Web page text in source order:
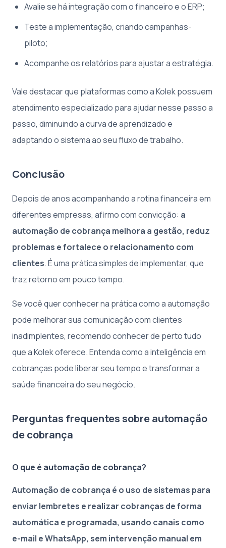
Avalie se há integração com o financeiro e o ERP;
Teste a implementação, criando campanhas-
piloto;
Acompanhe os relatórios para ajustar a estratégia.
Vale destacar que plataformas como a Kolek possuem
atendimento especializado para ajudar nesse passo a
passo, diminuindo a curva de aprendizado e
adaptando o sistema ao seu fluxo de trabalho.
Conclusão
Depois de anos acompanhando a rotina financeira em
diferentes empresas, afirmo com convicção: a
automação de cobrança melhora a gestão, reduz
problemas e fortalece o relacionamento com
clientes. É uma prática simples de implementar, que
traz retorno em pouco tempo.
Se você quer conhecer na prática como a automação
pode melhorar sua comunicação com clientes
inadimplentes, recomendo conhecer de perto tudo
que a Kolek oferece. Entenda como a inteligência em
cobranças pode liberar seu tempo e transformar a
saúde financeira do seu negócio.
Perguntas frequentes sobre automação
de cobrança
O que é automação de cobrança?
Automação de cobrança é o uso de sistemas para
enviar lembretes e realizar cobranças de forma
automática e programada, usando canais como
e-mail e WhatsApp, sem intervenção manual em